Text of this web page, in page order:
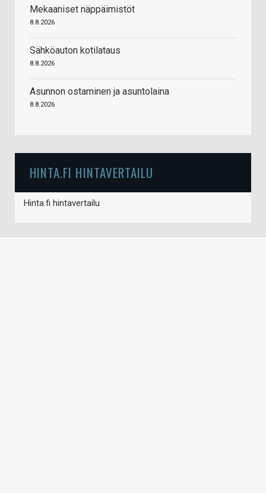
Mekaaniset näppäimistöt
8.8.2026
Sähköauton kotilataus
8.8.2026
Asunnon ostaminen ja asuntolaina
8.8.2026
HINTA.FI HINTAVERTAILU
Hinta.fi hintavertailu